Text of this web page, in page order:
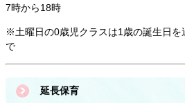
7時から18時
※土曜日の0歳児クラスは1歳の誕生日を
で
延長保育